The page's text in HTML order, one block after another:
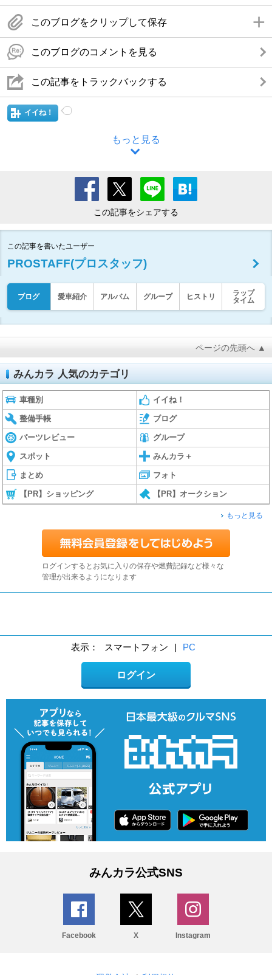
このブログをクリップして保存
このブログのコメントを見る
この記事をトラックバックする
イイね！
もっと見る
この記事をシェアする
この記事を書いたユーザー
PROSTAFF(プロスタッフ)
ブログ 愛車紹介 アルバム グループ ヒストリ
ラップ
タイム
ページの先頭へ ▲
みんカラ 人気のカテゴリ
車種別 イイね！
整備手帳 ブログ
パーツレビュー グループ
スポット みんカラ＋
まとめ フォト
【PR】ショッピング 【PR】オークション
もっと見る
ログインするとお気に入りの保存や燃費記録など様々な
管理が出来るようになります
表示： スマートフォン | PC
ログイン
みんカラ公式SNS
Facebook X Instagram